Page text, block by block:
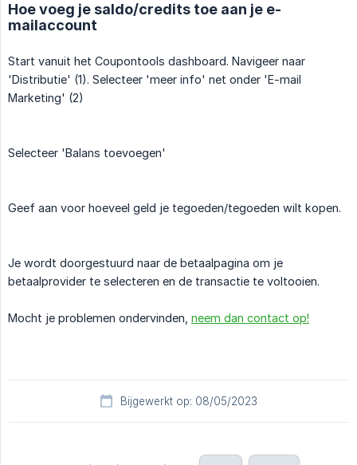
Hoe voeg je saldo/credits toe aan je e-
mailaccount
Start vanuit het Coupontools dashboard. Navigeer naar
'Distributie' (1). Selecteer 'meer info' net onder 'E-mail
Marketing' (2)
Selecteer 'Balans toevoegen'
Geef aan voor hoeveel geld je tegoeden/tegoeden wilt kopen.
Je wordt doorgestuurd naar de betaalpagina om je
betaalprovider te selecteren en de transactie te voltooien.
Mocht je problemen ondervinden, neem dan contact op!
Bijgewerkt op: 08/05/2023